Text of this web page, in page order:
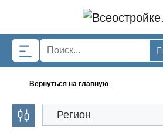
Вернуться на главную
Регион